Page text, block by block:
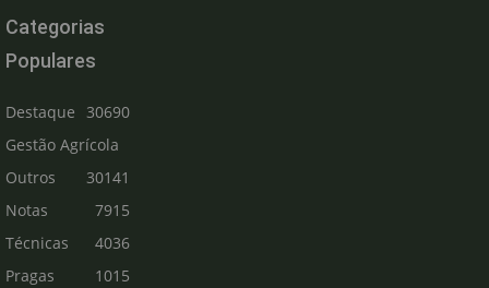
Categorias
Populares
Destaque
30690
Gestão Agrícola
30141
Outros
7915
Notas
Técnicas
4036
Pragas
1015